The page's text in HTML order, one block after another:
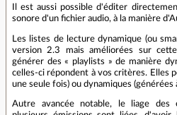
Il est aussi possible d'éditer
sonore d'un fichier audio, à la manière
Les listes de lecture dynamique (ou
version 2.3 mais améliorées sur
générer des « playlists » de manière
celles-ci répondent à vos critères. Elles
une seule fois) ou dynamiques (générées
Autre avancée notable, le liage des